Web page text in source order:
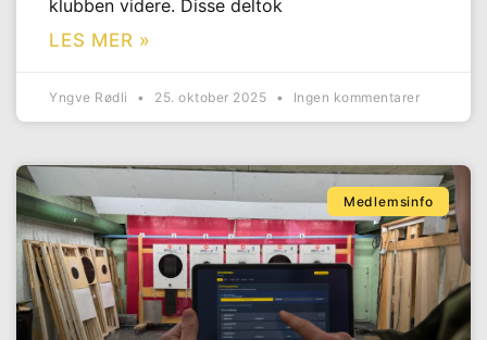
klubben videre. Disse deltok
LES MER »
Yngve Rødli 25. oktober 2025 Ingen kommentarer
Medlemsinfo